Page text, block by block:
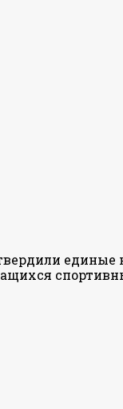
единые